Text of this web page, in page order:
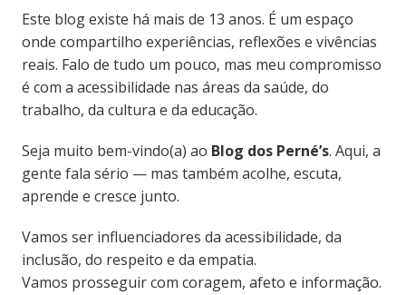
Este blog existe há mais de 13 anos. É um espaço
onde compartilho experiências, reflexões e vivências
reais. Falo de tudo um pouco, mas meu compromisso
é com a acessibilidade nas áreas da saúde, do
trabalho, da cultura e da educação.
Seja muito bem-vindo(a) ao Blog dos Perné’s. Aqui, a
gente fala sério — mas também acolhe, escuta,
aprende e cresce junto.
Vamos ser influenciadores da acessibilidade, da
inclusão, do respeito e da empatia.
Vamos prosseguir com coragem, afeto e informação.